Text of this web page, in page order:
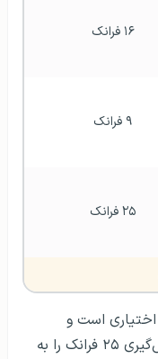
۱۶ فرانک
۹ فرانک
۲۵ فرانک
تنها پرداخت هزینه عضویت AGEPoly اختیاری است و
دانشجویان می‌توانند درخواست باز پس‌گیری ۲۵ فرانک را به